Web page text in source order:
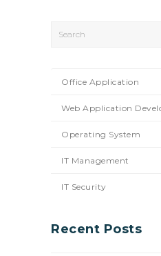
Office Application
Web Application
Operating System
IT Management
IT Security
Recent Posts